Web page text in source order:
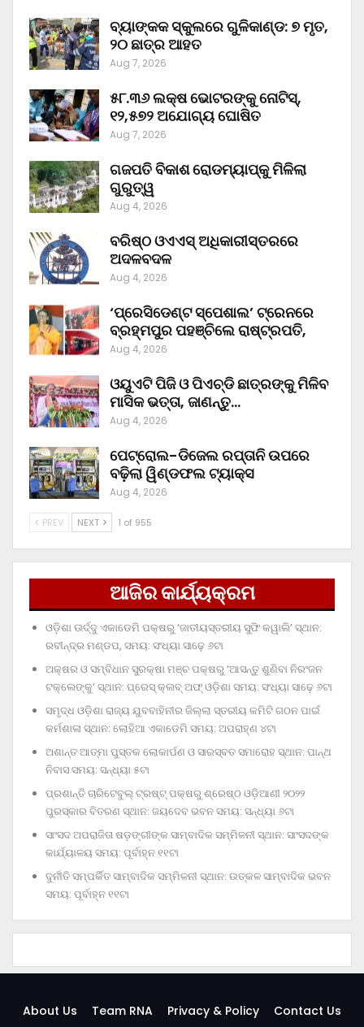
ବ୍ୟାଙ୍କକ ସ୍କୁଲରେ ଗୁଳିକାଣ୍ଡ: ୭ ମୃତ,
୨୦ ଛାତ୍ର ଆହତ
Aug 7, 2026
୫୮.୩୬ ଲକ୍ଷ ଭୋଟରଙ୍କୁ ନୋଟିସ୍‌,
୧୨,୫୭୨ ଅଯୋଗ୍ୟ ଘୋଷିତ
Aug 7, 2026
ଗଜପତି ବିକାଶ ରୋଡମ୍ୟାପ୍‌କୁ ମିଳିଲା
ଗୁରୁତ୍ୱ
Aug 4, 2026
ବରିଷ୍ଠ ଓଏଏସ୍‌ ଅଧିକାରୀସ୍ତରରେ
ଅଦଳବଦଳ
Aug 4, 2026
‘ପ୍ରେସିଡେଣ୍ଟ ସ୍ପେଶାଲ’ ଟ୍ରେନରେ
ବ୍ରହ୍ମପୁର ପହଞ୍ଚିଲେ ରାଷ୍ଟ୍ରପତି,
Aug 4, 2026
ଓୟୁଏଟି ପିଜି ଓ ପିଏଚ୍‌ଡି ଛାତ୍ରଙ୍କୁ ମିଳିବ
ମାସିକ ଭତ୍ତା, ଜାଣନ୍ତୁ…
Aug 4, 2026
ପେଟ୍ରୋଲ-ଡିଜେଲ ରପ୍ତାନି ଉପରେ
ବଢ଼ିଲା ୱିଣ୍ଡଫଲ ଟ୍ୟାକ୍ସ
Aug 4, 2026
PREV NEXT 1 of 955
ଆଜିର କାର୍ଯ୍ୟକ୍ରମ
ଓଡ଼ିଶା ଊର୍ଦ୍ଦୁ ଏକାଡେମି ପକ୍ଷରୁ ‘ଜାତୀୟସ୍ତରୀୟ ସୁଫି କୱାଲି’ ସ୍ଥାନ:
ରବୀନ୍ଦ୍ର ମଣ୍ଡପ, ସମୟ: ସଂଧ୍ୟା ସାଢ଼େ ୬ଟା
ଅକ୍ଷର ଓ ସମ୍ବିଧାନ ସୁରକ୍ଷା ମଞ୍ଚ ପକ୍ଷରୁ ‘ଆସନ୍ତୁ ଶୁଣିବା ନିରଂଜନ
ଟକ୍‌ଲେଙ୍କୁ’ ସ୍ଥାନ: ପ୍ରେସ୍‌ କ୍ଲବ୍‌ ଅଫ୍‌ ଓଡ଼ିଶା ସମୟ: ସଂଧ୍ୟା ସାଢ଼େ ୬ଟା
ସମୃଦ୍ଧ ଓଡ଼ିଶା ରାଜ୍ୟ ଯୁବବାହିନୀର ଜିଲ୍ଲା ସ୍ତରୀୟ କମିଟି ଗଠନ ପାଇଁ
କର୍ମଶାଳା ସ୍ଥାନ: ଲୋହିଆ ଏକାଡେମି ସମୟ: ଅପରାହ୍‌ଣ ୪ଟା
ଅଶାନ୍ତ ଆତ୍ମା ପୁସ୍ତକ ଲୋକାର୍ପଣ ଓ ସାରସ୍ବତ ସମାରୋହ ସ୍ଥାନ: ପାନ୍ଥ
ନିବାସ ସମୟ: ସନ୍ଧ୍ୟା ୫ଟା
ପ୍ରଶାନ୍ତି ଚାରିଟେବୁଲ୍‌ ଟ୍ରଷ୍ଟ୍‌ ପକ୍ଷରୁ ଶ୍ରେଷ୍ଠ ଓଡ଼ିଆଣୀ ୨୦୨୨
ପୁରସ୍କାର ବିତରଣ ସ୍ଥାନ: ଜୟଦେବ ଭବନ ସମୟ: ସନ୍ଧ୍ୟା ୬ଟା
ସାଂସଦ ଅପରାଜିତା ଷଡ଼ଙ୍ଗୀଙ୍କ ସାମ୍ବାଦିକ ସମ୍ମିଳନୀ ସ୍ଥାନ: ସାଂସଦଙ୍କ
କାର୍ଯ୍ୟାଳୟ ସମୟ: ପୂର୍ବାହ୍ନ ୧୧ଟା
ଦୁର୍ନୀତି ସମ୍ପର୍କିତ ସାମ୍ବାଦିକ ସମ୍ମିଳନୀ ସ୍ଥାନ: ଉତ୍କଳ ସାମ୍ବାଦିକ ଭବନ
ସମୟ: ପୂର୍ବାହ୍ନ ୧୧ଟା
About Us Team RNA Privacy & Policy
Contact Us